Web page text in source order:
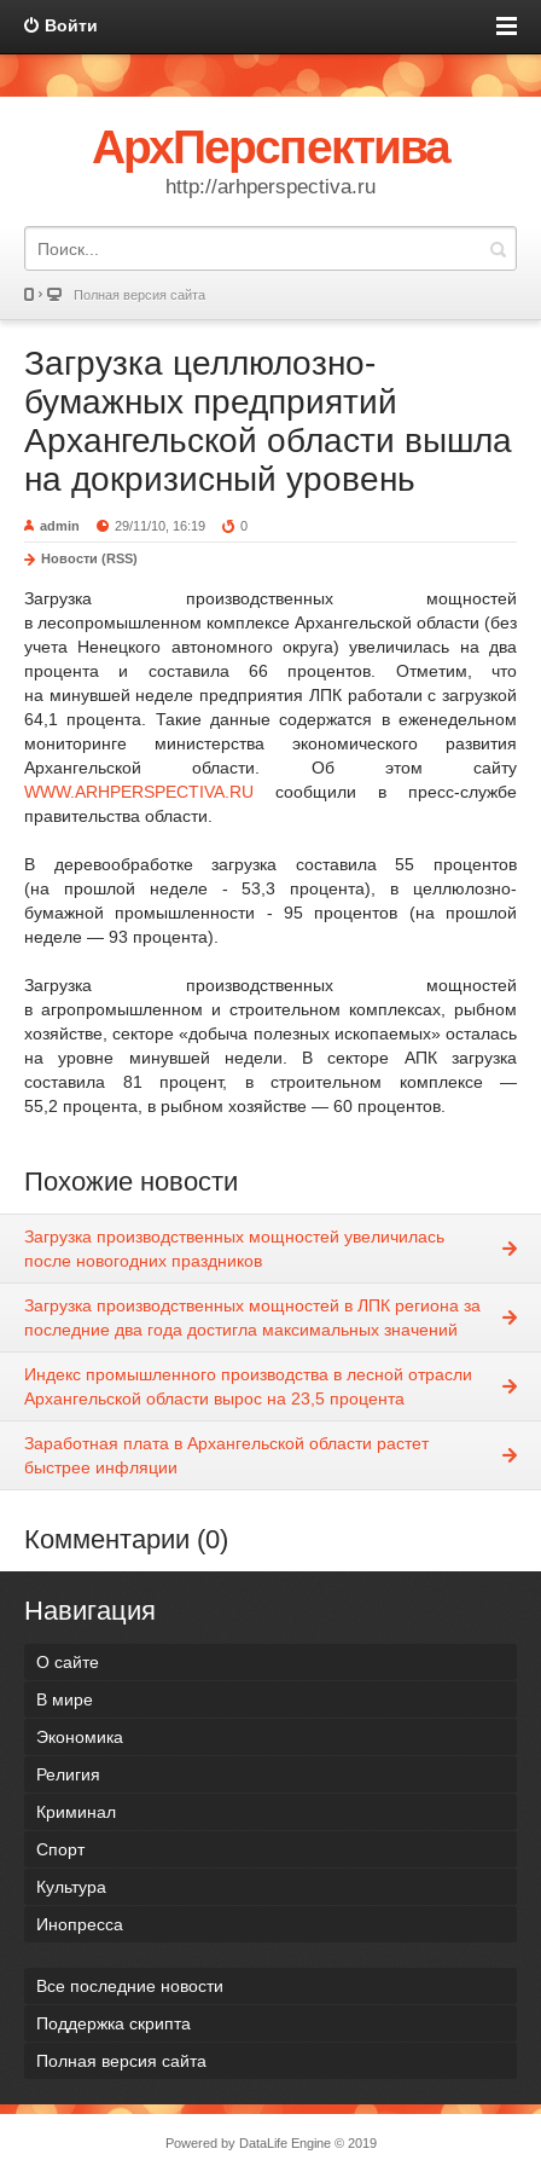
Войти
АрхПерспектива
http://arhperspectiva.ru
Полная версия сайта
Загрузка целлюлозно-
бумажных предприятий
Архангельской области вышла
на докризисный уровень
admin 29/11/10, 16:19 0
Новости (RSS)
Загрузка производственных мощностей
в лесопромышленном комплексе Архангельской области (без
учета Ненецкого автономного округа) увеличилась на два
процента и составила 66 процентов. Отметим, что
на минувшей неделе предприятия ЛПК работали с загрузкой
64,1 процента. Такие данные содержатся в еженедельном
мониторинге министерства экономического развития
Архангельской области. Об этом сайту
WWW.ARHPERSPECTIVA.RU
сообщили в пресс-службе
правительства области.
В деревообработке загрузка составила 55 процентов
(на прошлой неделе - 53,3 процента), в целлюлозно-
бумажной промышленности - 95 процентов (на прошлой
неделе — 93 процента).
Загрузка производственных мощностей
в агропромышленном и строительном комплексах, рыбном
хозяйстве, секторе «добыча полезных ископаемых» осталась
на уровне минувшей недели. В секторе АПК загрузка
составила 81 процент, в строительном комплексе —
55,2 процента, в рыбном хозяйстве — 60 процентов.
Похожие новости
Загрузка производственных мощностей увеличилась
после новогодних праздников
Загрузка производственных мощностей в ЛПК региона за
последние два года достигла максимальных значений
Индекс промышленного производства в лесной отрасли
Архангельской области вырос на 23,5 процента
Заработная плата в Архангельской области растет
быстрее инфляции
Комментарии (0)
Навигация
О сайте
В мире
Экономика
Религия
Криминал
Спорт
Культура
Инопресса
Все последние новости
Поддержка скрипта
Полная версия сайта
Powered by DataLife Engine© 2019